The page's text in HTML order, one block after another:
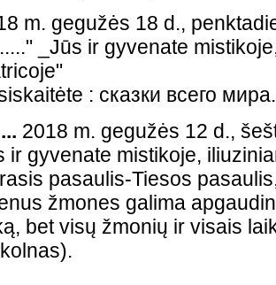
m. gegužės 18 d.,
_Jūs ir gyvenate
: сказки всего
2018 m. gegužės 12 d.,
ir gyvenate mistikoje,
pasaulis-Tiesos
žmones galima
bet visų žmonių ir visais